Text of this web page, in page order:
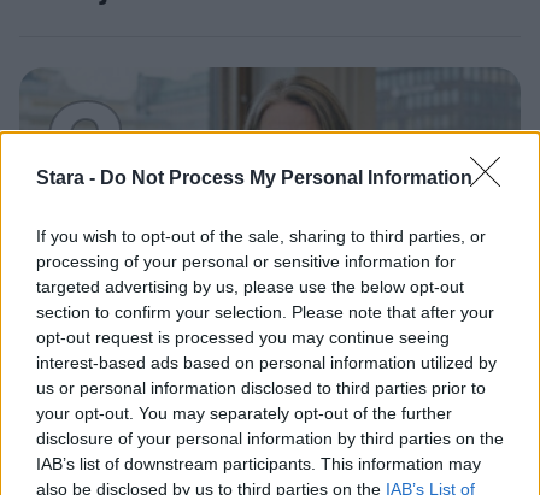
Stara - Do Not Process My Personal Information
If you wish to opt-out of the sale, sharing to third parties, or
processing of your personal or sensitive information for
targeted advertising by us, please use the below opt-out
section to confirm your selection. Please note that after your
opt-out request is processed you may continue seeing
interest-based ads based on personal information utilized by
us or personal information disclosed to third parties prior to
your opt-out. You may separately opt-out of the further
disclosure of your personal information by third parties on the
IAB’s list of downstream participants. This information may
also be disclosed by us to third parties on the IAB’s List of
2
UUTISET
Työnantaja ei hyväksynyt
etälääkärin
sairauslomatodistuksia – neljälle
ei maksettu sairausajan palkkaa